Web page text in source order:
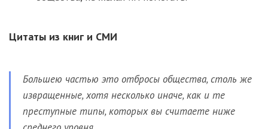
Цитаты из книг и СМИ
Большею частью это отбросы общества, столь же
извращенные, хотя несколько иначе, как и те
преступные типы, которых вы считаете ниже